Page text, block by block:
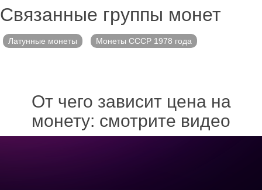
Связанные группы монет
Латунные монеты Монеты СССР 1978 года
От чего зависит цена на
монету: смотрите видео